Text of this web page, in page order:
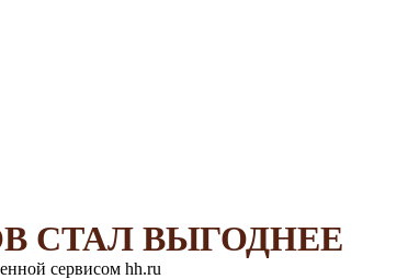
СТАЛ ВЫГОДНЕЕ
сервисом hh.ru